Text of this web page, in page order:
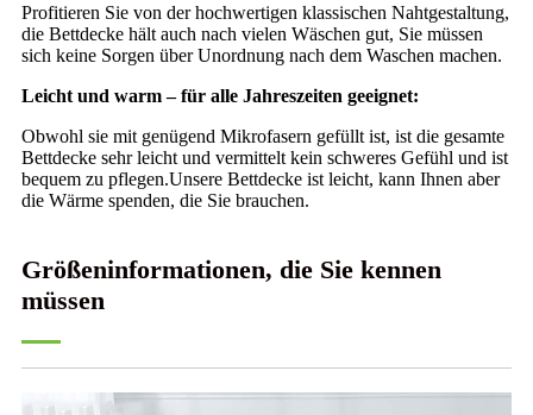
Profitieren Sie von der hochwertigen klassischen Nahtgestaltung,
die Bettdecke hält auch nach vielen Wäschen gut, Sie müssen
sich keine Sorgen über Unordnung nach dem Waschen machen.
Leicht und warm – für alle Jahreszeiten geeignet:
Obwohl sie mit genügend Mikrofasern gefüllt ist, ist die gesamte
Bettdecke sehr leicht und vermittelt kein schweres Gefühl und ist
bequem zu pflegen.Unsere Bettdecke ist leicht, kann Ihnen aber
die Wärme spenden, die Sie brauchen.
Größeninformationen, die Sie kennen
müssen